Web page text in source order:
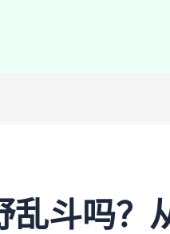
乱斗吗？